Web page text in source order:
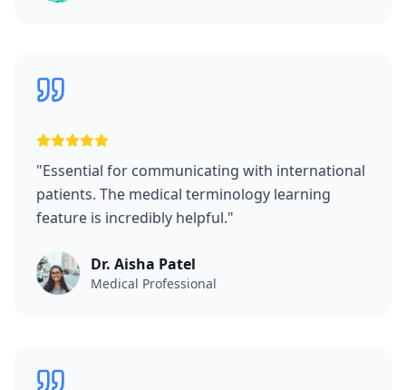
"Essential for communicating with international
patients. The medical terminology learning
feature is incredibly helpful."
Dr. Aisha Patel
Medical Professional